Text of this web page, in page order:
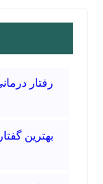
رفتار
بهترین